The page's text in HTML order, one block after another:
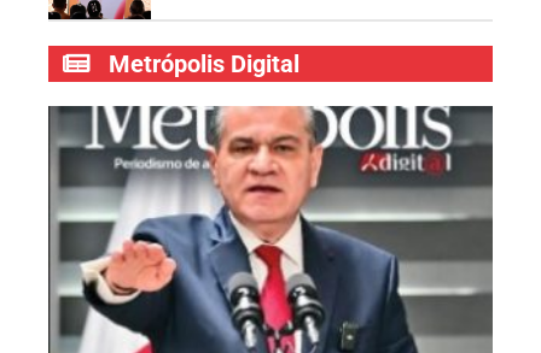
Metrópolis Digital